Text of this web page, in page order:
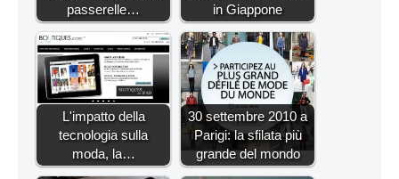
passerelle…
in Giappone
L'impatto della
tecnologia sulla
moda, la…
30 settembre 2010 a
Parigi: la sfilata più
grande del mondo